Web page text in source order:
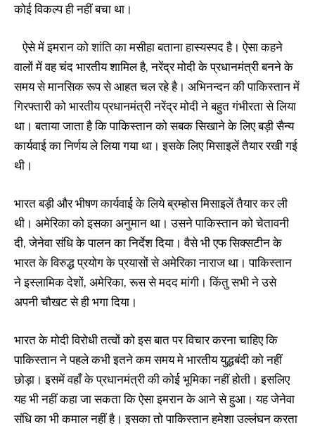
कोई विकल्प ही नहीं बचा था।
ऐसे में इमरान को शांति का मसीहा बताना हास्यस्पद है। ऐसा कहने
वालों में वह चंद भारतीय शामिल है, नरेंद्र मोदी के प्रधानमंत्री बनने के
समय से मानसिक रूप से आहत चल रहे है। अभिनन्दन की पाकिस्तान में
गिरफ्तारी को भारतीय प्रधानमंत्री नरेंद्र मोदी ने बहुत गंभीरता से लिया
था। बताया जाता है कि पाकिस्तान को सबक सिखाने के लिए बड़ी सैन्य
कार्यवाई का निर्णय ले लिया गया था। इसके लिए मिसाइलें तैयार रखी गई
थी।
भारत बड़ी और भीषण कार्यवाई के लिये ब्रम्होस मिसाइलें तैयार कर ली
थी। अमेरिका को इसका अनुमान था। उसने पाकिस्तान को चेतावनी
दी, जेनेवा संधि के पालन का निर्देश दिया। वैसे भी एफ सिक्सटीन के
भारत के विरुद्ध प्रयोग के प्रयासों से अमेरिका नाराज था। पाकिस्तान
ने इस्लामिक देशों, अमेरिका, रूस से मदद मांगी। किंतु सभी ने उसे
अपनी चौखट से ही भगा दिया।
भारत के मोदी विरोधी तत्वों को इस बात पर विचार करना चाहिए कि
पाकिस्तान ने पहले कभी इतने कम समय मे भारतीय युद्धबंदी को नहीं
छोड़ा। इसमें वहाँ के प्रधानमंत्री की कोई भूमिका नहीं होती। इसलिए
यह भी नहीं कहा जा सकता कि ऐसा इमरान के आने से हुआ। यह जेनेवा
संधि का भी कमाल नहीं है। इसका तो पाकिस्तान हमेशा उल्लंघन करता